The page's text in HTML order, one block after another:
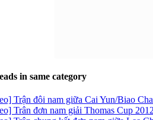
in same category
Trận đôi nam giữa Cai Yun/Biao
Trân đơn nam giải Thomas Cup